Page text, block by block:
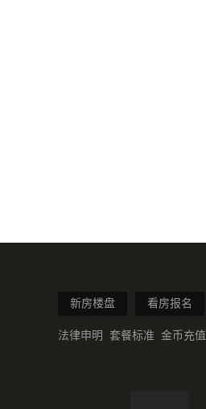
新房楼盘 看房报名
法律申明 套餐标准 金币充值